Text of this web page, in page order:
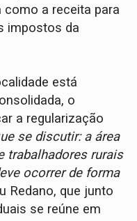
como a receita para
impostos da
está
o
a regularização
se discutir: a área
trabalhadores rurais
ocorrer de forma
Redano, que junto
se reúne em